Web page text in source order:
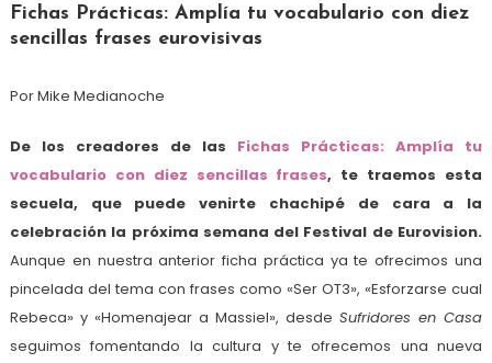
Fichas Prácticas: Amplía tu vocabulario con diez
sencillas frases eurovisivas
Por Mike Medianoche
De los creadores de las Fichas Prácticas: Amplía tu
vocabulario con diez sencillas frases, te traemos esta
secuela, que puede venirte chachipé de cara a la
celebración la próxima semana del Festival de Eurovision.
Aunque en nuestra anterior ficha práctica ya te ofrecimos una
pincelada del tema con frases como «Ser OT3», «Esforzarse cual
Rebeca» y «Homenajear a Massiel», desdeSufridores en Casa
seguimos fomentando la cultura y te ofrecemos una nueva